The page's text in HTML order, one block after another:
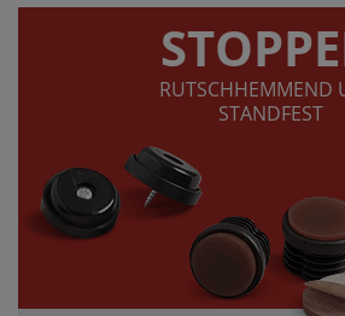
RUTSCHHEMMEND
STANDFEST